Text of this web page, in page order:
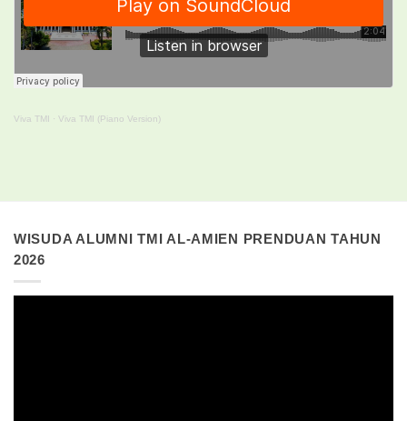
Viva TMI · Viva TMI (Piano Version)
WISUDA ALUMNI TMI AL-AMIEN PRENDUAN TAHUN
2026